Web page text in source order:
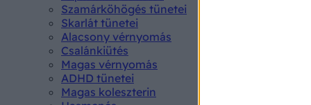
Szamárköhögés tünetei
Skarlát tünetei
Alacsony vérnyomás
Csalánkiütés
Magas vérnyomás
ADHD tünetei
Magas koleszterin